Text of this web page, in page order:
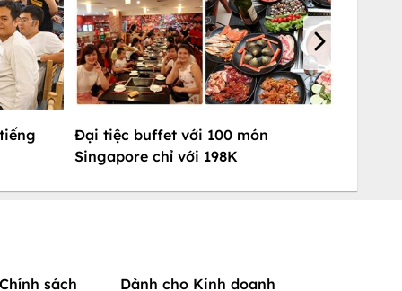
Đại tiệc buffet với 100 món
Singapore chỉ với 198K
sách Dành cho Kinh doanh